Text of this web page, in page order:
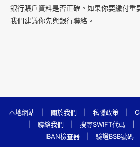
銀行賬戶資料是否正確。如果你要繳付重
我們建議你先與銀行聯絡。
本地網站 關於我們 私隱政策
聯絡我們 搜尋SWIFT代碼
IBAN檢查器
驗證BSB號碼